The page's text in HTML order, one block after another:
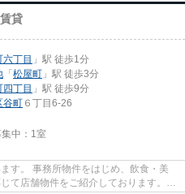
貸
六丁目 」駅 徒歩1分
「松屋町 」駅 徒歩3分
四丁目 」駅 徒歩9分
谷町 ６丁目6-26
中： 1室
す。 事務所物件をはじめ、飲食・美
て店舗物件をご紹介しております。